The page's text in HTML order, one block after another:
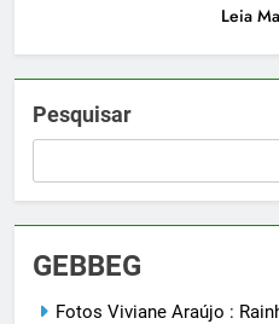
Leia
Pesquisar
GEBBEG
Fotos Viviane Araújo :